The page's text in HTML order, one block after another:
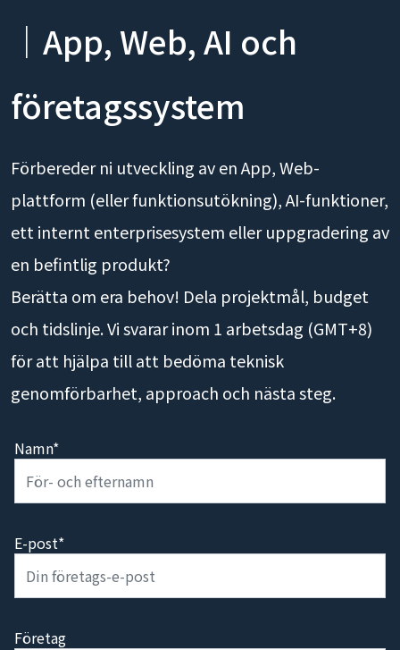
｜App, Web, AI och
företagssystem
Förbereder ni utveckling av en App, Web-
plattform (eller funktionsutökning), AI-funktioner,
ett internt enterprisesystem eller uppgradering av
en befintlig produkt?
Berätta om era behov! Dela projektmål, budget
och tidslinje. Vi svarar inom 1 arbetsdag (GMT+8)
för att hjälpa till att bedöma teknisk
genomförbarhet, approach och nästa steg.
Namn*
E-post*
Företag